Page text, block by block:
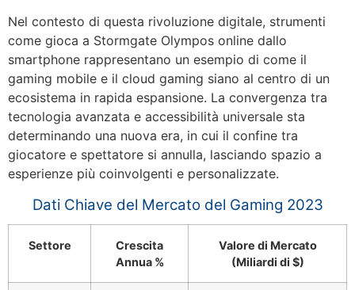
Nel contesto di questa rivoluzione digitale, strumenti
come gioca a Stormgate Olympos online dallo
smartphone rappresentano un esempio di come il
gaming mobile e il cloud gaming siano al centro di un
ecosistema in rapida espansione. La convergenza tra
tecnologia avanzata e accessibilità universale sta
determinando una nuova era, in cui il confine tra
giocatore e spettatore si annulla, lasciando spazio a
esperienze più coinvolgenti e personalizzate.
Dati Chiave del Mercato del Gaming 2023
Settore
Crescita
Annua %
Valore di Mercato
(Miliardi di $)